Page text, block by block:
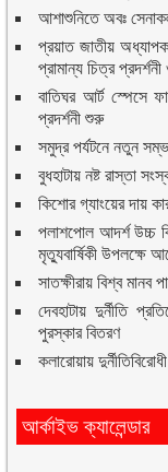
আশাশুনিতে অবঃ
প্রয়াত জাতীয়
প্রামান্য চিত্র
বাতিঘর আর্ট স্পেসে
প্রদর্শনী শুরু
সমুদ্র পর্যটনে নতুন
বুধহাটায় নষ্ট রাস্তা
কিশোর গ্যাংয়ের দায়
পলাশপোল আদর্শ উচ্চ
মৃত্যুবার্ষিকী উপলক্ষে
সাতক্ষীরায় বিশ্ব মানব
দেবহাটায় দুর্নীতি
পুরস্কার বিতরণ
কলারোয়ায়
আর্কাইভ ক্যালেন্ডার